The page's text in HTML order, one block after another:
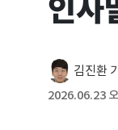
김진환
2026.06.23